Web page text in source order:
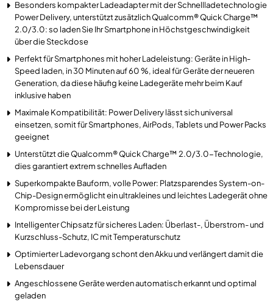
Besonders kompakter Ladeadapter mit der Schnellladetechnologie
Power Delivery, unterstützt zusätzlich Qualcomm® Quick Charge™
2.0/3.0: so laden Sie Ihr Smartphone in Höchstgeschwindigkeit
über die Steckdose
Perfekt für Smartphones mit hoher Ladeleistung: Geräte in High-
Speed laden, in 30 Minuten auf 60 %, ideal für Geräte der neueren
Generation, da diese häufig keine Ladegeräte mehr beim Kauf
inklusive haben
Maximale Kompatibilität: Power Delivery lässt sich universal
einsetzen, somit für Smartphones, AirPods, Tablets und Power Packs
geeignet
Unterstützt die Qualcomm® Quick Charge™ 2.0/3.0-Technologie,
dies garantiert extrem schnelles Aufladen
Superkompakte Bauform, volle Power: Platzsparendes System-on-
Chip-Design ermöglicht ein ultrakleines und leichtes Ladegerät ohne
Kompromisse bei der Leistung
Intelligenter Chipsatz für sicheres Laden: Überlast-, Überstrom- und
Kurzschluss-Schutz, IC mit Temperaturschutz
Optimierter Ladevorgang schont den Akku und verlängert damit die
Lebensdauer
Angeschlossene Geräte werden automatisch erkannt und optimal
geladen